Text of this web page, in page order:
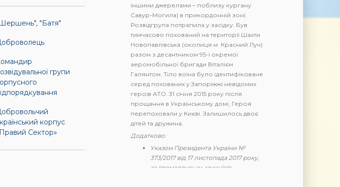
"Батя"
групи
корпус
Сектор»
іншими джерелами – поблизу кургану
Савур-Могила) в прикордонній зоні.
Розвідгрупа потрапила у засідку. Був
тимчасово похований на території Шахти
Новопавлівська (околиця м. Красний Луч)
разом з десантником 95-ї окремої
аеромобільної бригади Віталієм
Галянтом. Тіло воїна було ідентифіковане
серед похованих у Запоріжжі невідомих
героїв АТО. 31 січня 2015 року після
прощання в Українському домі, Героя
перепоховали у Києві. Залишилось двоє
дітей та дружина.
Додатково:
Указом Президента України №
373/2017 від 17 листопада 2017 року,
за громадянську мужність,